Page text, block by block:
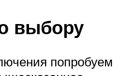
выбору
попробуем